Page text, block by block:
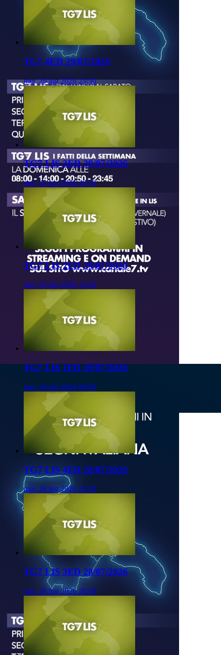
TG7 4ED 29/07/2026
mer, 29 lug 2026 23:50
TG7 LIS 3ED 29/07/2026
mer, 29 lug 2026 20:50
TG7 LIS 2ED 29/07/2026
mer, 29 lug 2026 13:50
TG7 LIS 1ED 29/07/2026
mer, 29 lug 2026 09:50
TG7 LIS 4ED 28/07/2026
mar, 28 lug 2026 23:50
TG7 LIS 3ED 28/07/2026
mar, 28 lug 2026 20:50